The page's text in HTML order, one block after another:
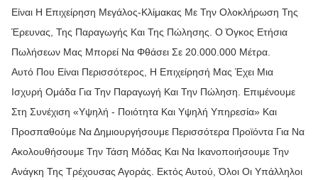
Είναι Η Επιχείρηση Μεγάλος-Κλίμακας Με Την Ολοκλήρωση Της
Έρευνας, Της Παραγωγής Και Της Πώλησης. Ο Όγκος Ετήσια
Πωλήσεων Μας Μπορεί Να Φθάσει Σε 20.000.000 Μέτρα.
Αυτό Που Είναι Περισσότερος, Η Επιχείρησή Μας Έχει Μια
Ισχυρή Ομάδα Για Την Παραγωγή Και Την Πώληση. Επιμένουμε
Στη Συνέχιση «υψηλή - Ποιότητα Και Υψηλή Υπηρεσία» Και
Προσπαθούμε Να Δημιουργήσουμε Περισσότερα Προϊόντα Για Να
Ακολουθήσουμε Την Τάση Μόδας Και Να Ικανοποιήσουμε Την
Ανάγκη Της Τρέχουσας Αγοράς. Εκτός Αυτού, Όλοι Οι Υπάλληλοι